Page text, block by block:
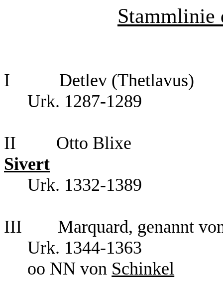
Stammlinie
I Detlev (Thetlavus)
Urk. 1287-1289
II Otto
Sivert
Urk. 1332-1389
III Marquard, genannt von
Urk. 1344-1363
oo NN von Schinkel